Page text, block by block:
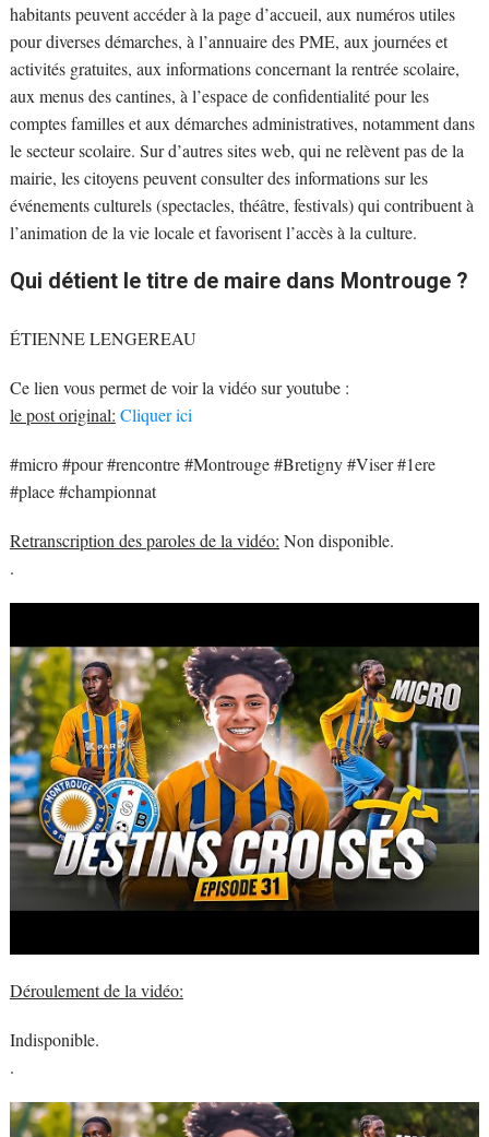
habitants peuvent accéder à la page d’accueil, aux numéros utiles
pour diverses démarches, à l’annuaire des PME, aux journées et
activités gratuites, aux informations concernant la rentrée scolaire,
aux menus des cantines, à l’espace de confidentialité pour les
comptes familles et aux démarches administratives, notamment dans
le secteur scolaire. Sur d’autres sites web, qui ne relèvent pas de la
mairie, les citoyens peuvent consulter des informations sur les
événements culturels (spectacles, théâtre, festivals) qui contribuent à
l’animation de la vie locale et favorisent l’accès à la culture.
Qui détient le titre de maire dans Montrouge ?
ÉTIENNE LENGEREAU
Ce lien vous permet de voir la vidéo sur youtube :
le post original: Cliquer ici
#micro #pour #rencontre #Montrouge #Bretigny #Viser #1ere
#place #championnat
Retranscription des paroles de la vidéo: Non disponible.
.
Déroulement de la vidéo:
Indisponible.
.